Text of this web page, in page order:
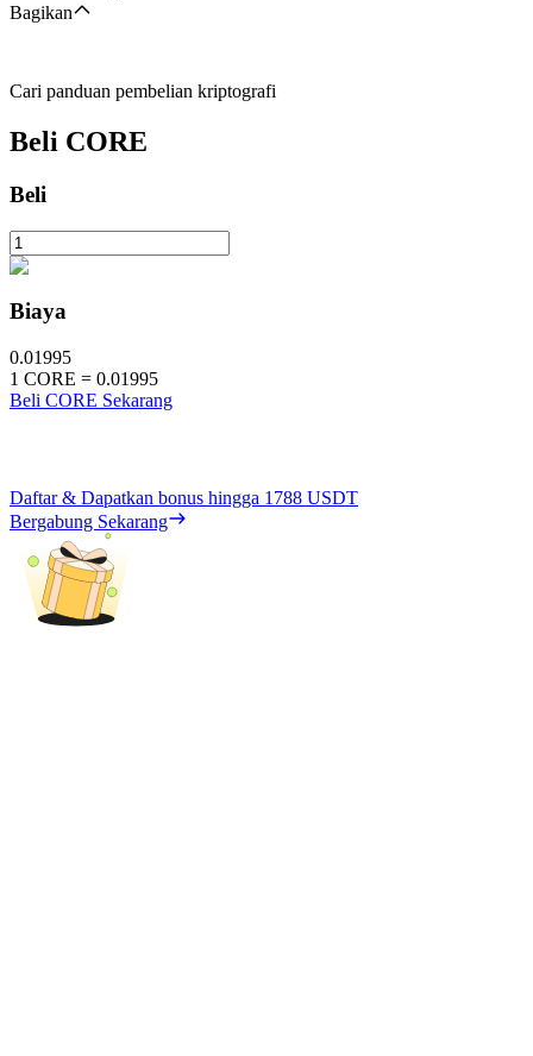
Bagikan
Cari panduan pembelian kriptografi
Beli CORE
Beli
Biaya
0.01995
1 CORE = 0.01995
Beli CORE Sekarang
Daftar & Dapatkan bonus hingga 1788 USDT
Bergabung Sekarang